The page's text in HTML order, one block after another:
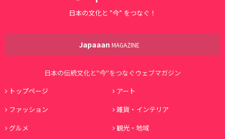
日本の文化と ”今” をつなぐ！
Japaaan MAGAZINE
日本の伝統文化と"今"をつなぐウェブマガジン
トップページ
アート
ファッション
雑貨・インテリア
グルメ
観光・地域